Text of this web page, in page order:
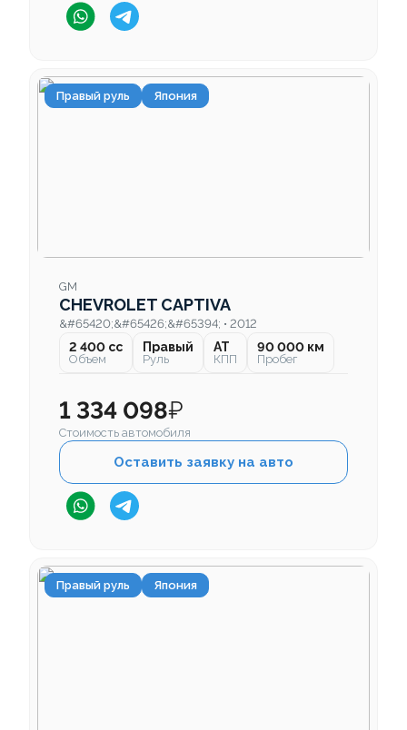
Правый руль Япония
GM
CHEVROLET CAPTIVA
&#65420;&#65426;&#65394; • 2012
2 400 cc
Объем
Правый
Руль
AT
КПП
90 000 км
Пробег
1 334 098₽
Стоимость автомобиля
Оставить заявку на авто
Правый руль Япония